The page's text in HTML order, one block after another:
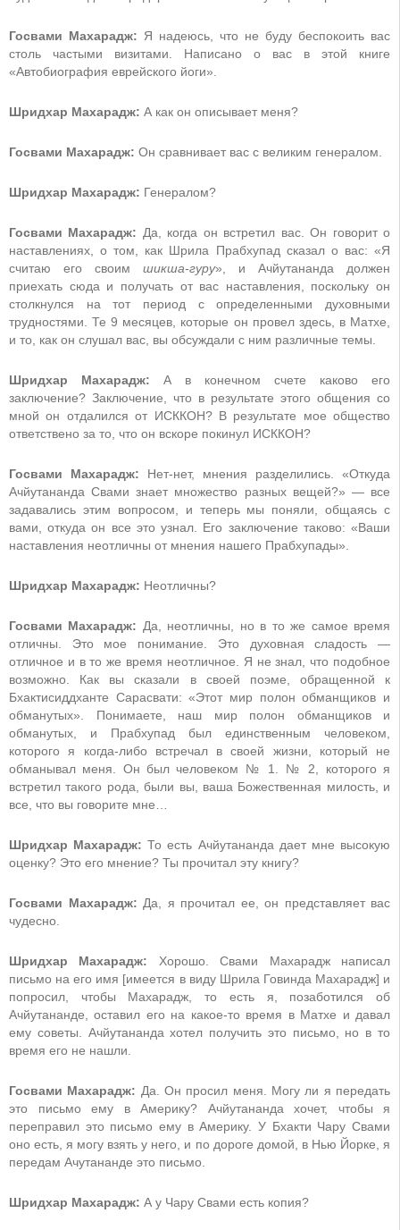
Госвами Махарадж: Я надеюсь, что не буду беспокоить вас
столь частыми визитами. Написано о вас в этой книге
«Автобиография еврейского йоги».
Шридхар Махарадж: А как он описывает меня?
Госвами Махарадж: Он сравнивает вас с великим генералом.
Шридхар Махарадж: Генералом?
Госвами Махарадж: Да, когда он встретил вас. Он говорит о
наставлениях, о том, как Шрила Прабхупад сказал о вас: «Я
считаю его своим шикша-гуру», и Ачйутананда должен
приехать сюда и получать от вас наставления, поскольку он
столкнулся на тот период с определенными духовными
трудностями. Те 9 месяцев, которые он провел здесь, в Матхе,
и то, как он слушал вас, вы обсуждали с ним различные темы.
Шридхар Махарадж: А в конечном счете каково его
заключение? Заключение, что в результате этого общения со
мной он отдалился от ИСККОН? В результате мое общество
ответствено за то, что он вскоре покинул ИСККОН?
Госвами Махарадж: Нет-нет, мнения разделились. «Откуда
Ачйутананда Свами знает множество разных вещей?» — все
задавались этим вопросом, и теперь мы поняли, общаясь с
вами, откуда он все это узнал. Его заключение таково: «Ваши
наставления неотличны от мнения нашего Прабхупады».
Шридхар Махарадж: Неотличны?
Госвами Махарадж: Да, неотличны, но в то же самое время
отличны. Это мое понимание. Это духовная сладость —
отличное и в то же время неотличное. Я не знал, что подобное
возможно. Как вы сказали в своей поэме, обращенной к
Бхактисиддханте Сарасвати: «Этот мир полон обманщиков и
обманутых». Понимаете, наш мир полон обманщиков и
обманутых, и Прабхупад был единственным человеком,
которого я когда-либо встречал в своей жизни, который не
обманывал меня. Он был человеком № 1. № 2, которого я
встретил такого рода, были вы, ваша Божественная милость, и
все, что вы говорите мне…
Шридхар Махарадж: То есть Ачйутананда дает мне высокую
оценку? Это его мнение? Ты прочитал эту книгу?
Госвами Махарадж: Да, я прочитал ее, он представляет вас
чудесно.
Шридхар Махарадж: Хорошо. Свами Махарадж написал
письмо на его имя [имеется в виду Шрила Говинда Махарадж] и
попросил, чтобы Махарадж, то есть я, позаботился об
Ачйутананде, оставил его на какое-то время в Матхе и давал
ему советы. Ачйутананда хотел получить это письмо, но в то
время его не нашли.
Госвами Махарадж: Да. Он просил меня. Могу ли я передать
это письмо ему в Америку? Ачйутананда хочет, чтобы я
переправил это письмо ему в Америку. У Бхакти Чару Свами
оно есть, я могу взять у него, и по дороге домой, в Нью Йорке, я
передам Ачутананде это письмо.
Шридхар Махарадж: А у Чару Свами есть копия?